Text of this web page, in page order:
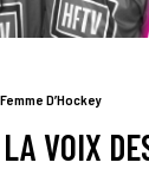
Femme D’Hockey
VOIX